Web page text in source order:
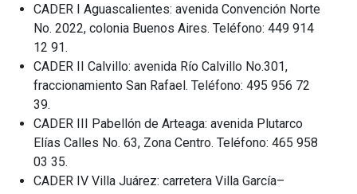
CADER I Aguascalientes: avenida Convención Norte
No. 2022, colonia Buenos Aires. Teléfono: 449 914
12 91.
CADER II Calvillo: avenida Río Calvillo No.301,
fraccionamiento San Rafael. Teléfono: 495 956 72
39.
CADER III Pabellón de Arteaga: avenida Plutarco
Elías Calles No. 63, Zona Centro. Teléfono: 465 958
03 35.
CADER IV Villa Juárez: carretera Villa García–